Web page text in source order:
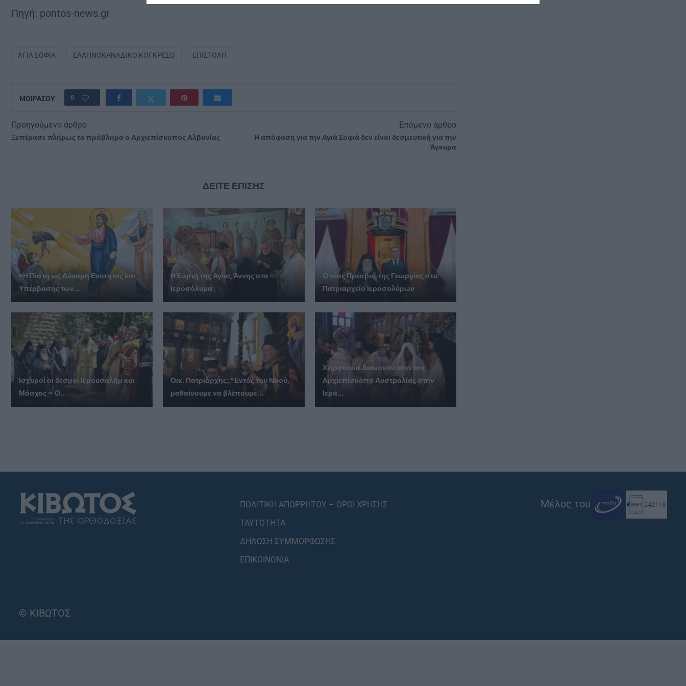
Πηγή: pontos-news.gr
ΑΓΊΑ ΣΟΦΊΑ ΕΛΛΗΝΟΚΑΝΑΔΙΚΌ ΚΟΓΚΡΈΣΟ ΕΠΙΣΤΟΛΉ
ΜΟΙΡΑΣΟΥ 0
Προηγούμενο άρθρο
Ξεπέρασε πλήρως το πρόβλημα ο Αρχιεπίσκοπος Αλβανίας
Επόμενο άρθρο
H απόφαση για την Αγιά Σοφιά δεν είναι δεσμευτική για την
Άγκυρα
ΔΕΙΤΕ ΕΠΙΣΗΣ
«Η Πίστη ως Δύναμη Ενότητας και
Υπέρβασης των...
Η Εορτή της Αγίας Άννης στα
Ιεροσόλυμα
Ο νέος Πρέσβυς της Γεωργίας στο
Πατριαρχείο Ιεροσολύμων
Ισχυροί οι δεσμοί Ιερουσαλήμ και
Μόσχας – Ο...
Οικ. Πατριάρχης: “Εντός του Ναού,
μαθαίνουμε να βλέπουμε...
Χειροτονία Διακόνου από τον
Αρχιεπίσκοπο Αυστραλίας στην
Ιερά...
ΠΟΛΙΤΙΚΗ ΑΠΟΡΡΗΤΟΥ – ΟΡΟΙ ΧΡΗΣΗΣ
ΤΑΥΤΟΤΗΤΑ
ΔΗΛΩΣΗ ΣΥΜΜΟΡΦΩΣΗΣ
ΕΠΙΚΟΙΝΩΝΙΑ
Μέλος του
© ΚΙΒΩΤΟΣ